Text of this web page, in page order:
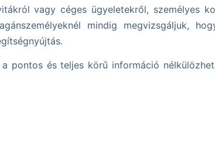
vagy céges ügyeletekről, személyes
mindig megvizsgáljuk,
pontos és teljes körű információ